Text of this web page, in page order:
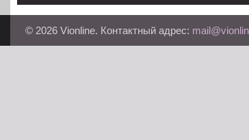
© 2026 Vionline. Контактный адрес: